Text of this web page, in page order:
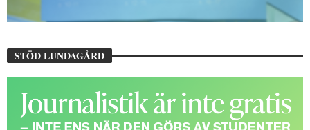
STÖD LUNDAGÅRD